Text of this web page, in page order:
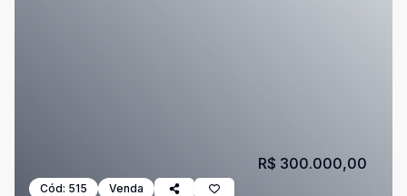
Cód: 515 Venda
R$ 300.000,00